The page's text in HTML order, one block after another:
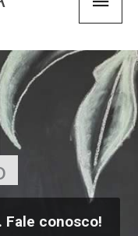
Fale conosco!